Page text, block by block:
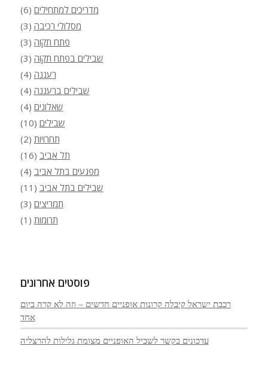
מדריכים למתחילים (6)
מסלולי רכיבה (3)
פתח תקוה (3)
שבילים בפתח תקוה (3)
רעננה (4)
שבילים ברעננה (4)
שאלונים (4)
שבילים (10)
תחרויות (2)
תל אביב (16)
מפגעים בתל אביב (4)
שבילים בתל אביב (11)
תמריצים (3)
תרומות (1)
פוסטים אחרונים
רכבת ישראל קיבלה קרונות אופניים חדשים – וזה לא קרה ביום
אחד
עדכונים בקשר לשביל האופניים מצומת גלילות להרצליה